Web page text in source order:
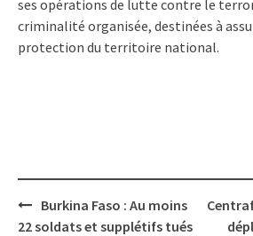
ses opérations de lutte contre le
criminalité organisée, destinées à
protection du territoire national.
Post
navigation
Burkina Faso : Au moins
22 soldats et supplétifs tués